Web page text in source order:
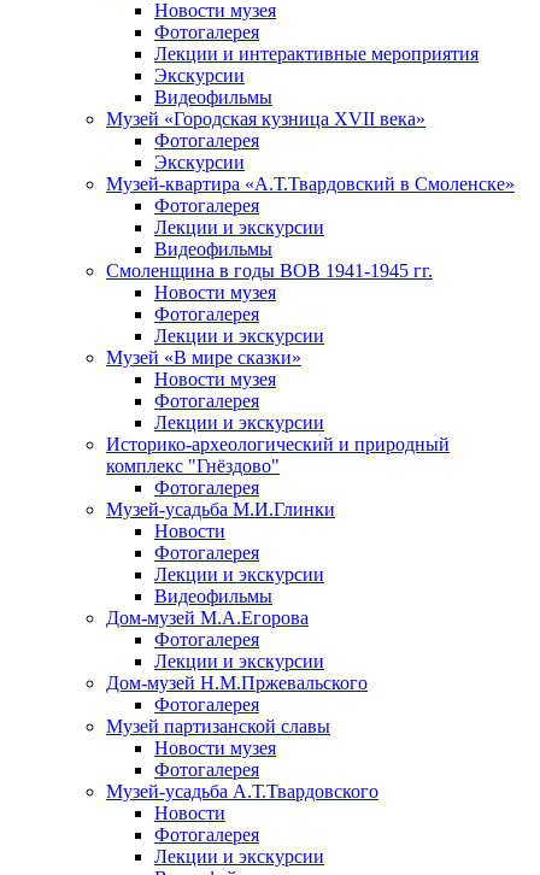
Новости музея
Фотогалерея
Лекции и интерактивные мероприятия
Экскурсии
Видеофильмы
Музей «Городская кузница XVII века»
Фотогалерея
Экскурсии
Музей-квартира «А.Т.Твардовский в Смоленске»
Фотогалерея
Лекции и экскурсии
Видеофильмы
Смоленщина в годы ВОВ 1941-1945 гг.
Новости музея
Фотогалерея
Лекции и экскурсии
Музей «В мире сказки»
Новости музея
Фотогалерея
Лекции и экскурсии
Историко-археологический и природный
комплекс "Гнёздово"
Фотогалерея
Музей-усадьба М.И.Глинки
Новости
Фотогалерея
Лекции и экскурсии
Видеофильмы
Дом-музей М.А.Егорова
Фотогалерея
Лекции и экскурсии
Дом-музей Н.М.Пржевальского
Фотогалерея
Музей партизанской славы
Новости музея
Фотогалерея
Музей-усадьба А.Т.Твардовского
Новости
Фотогалерея
Лекции и экскурсии